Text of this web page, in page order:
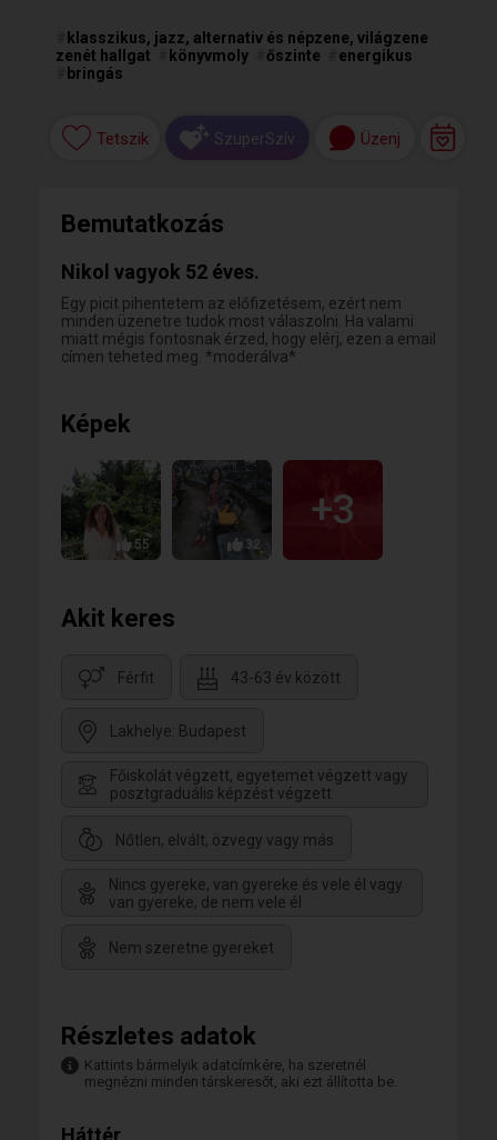
klasszikus, jazz, alternativ és népzene, világzene
zenét hallgat
könyvmoly őszinte
energikus
bringás
Tetszik SzuperSzív Üzenj
Bemutatkozás
Nikol vagyok 52 éves.
Egy picit pihentetem az előfizetésem, ezért nem
minden üzenetre tudok most válaszolni. Ha valami
miatt mégis fontosnak érzed, hogy elérj, ezen a email
címen teheted meg. *moderálva*
Képek
55 32
+3
Akit keres
Férfit 43-63 év között
Lakhelye: Budapest
Főiskolát végzett, egyetemet végzett vagy
posztgraduális képzést végzett
Nőtlen, elvált, özvegy vagy más
Nincs gyereke, van gyereke és vele él vagy
van gyereke, de nem vele él
Nem szeretne gyereket
Részletes adatok
Kattints bármelyik adatcímkére, ha szeretnél
megnézni minden társkeresőt, aki ezt állította be.
Háttér